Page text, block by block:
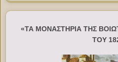
«ΤΑ ΜΟΝΑΣΤΗΡΙΑ ΤΗΣ
ΤΟΥ